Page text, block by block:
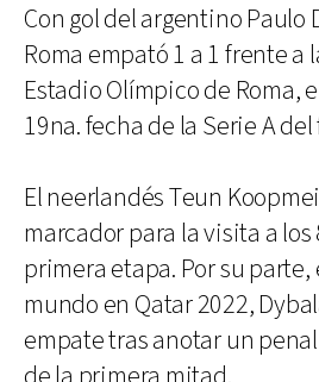
Con gol del argentino Paulo
Roma empató 1 a 1 frente a
Estadio Olímpico de Roma,
19na. fecha de la Serie A
El neerlandés Teun
marcador para la visita a
primera etapa. Por su
mundo en Qatar 2022,
empate tras anotar un